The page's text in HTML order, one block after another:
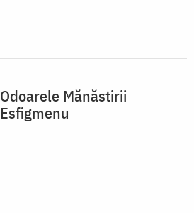
Odoarele Mănăstirii
Esfigmenu